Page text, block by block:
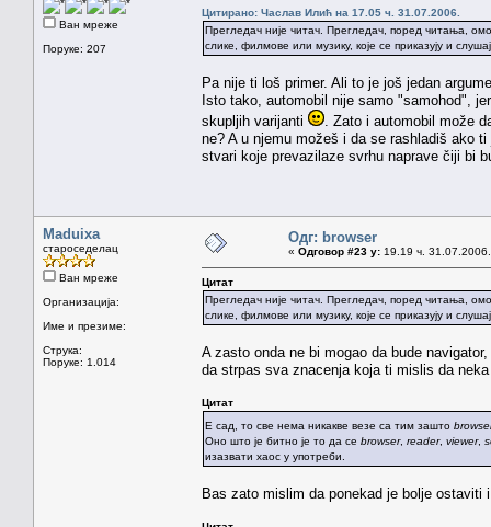
Ван мреже
Поруке: 207
Цитирано: Часлав Илић на 17.05 ч. 31.07.2006.
Прегледач није читач. Прегледач, поред читања,
слике, филмове или музику, које се приказују и
Pa nije ti loš primer. Ali to je još jedan
Isto tako, automobil nije samo "samohod",
skupljih varijanti
. Zato i automobil može
ne? A u njemu možeš i da se rashladiš ako
stvari koje prevazilaze svrhu naprave čiji bi
Maduixa
староседелац
Ван мреже
Организација:
Име и презиме:
Струка:
Поруке: 1.014
Одг: browser
« Одговор #23 у: 19.19 ч.
Цитат
Прегледач није читач. Прегледач, поред читања,
слике, филмове или музику, које се приказују и
A zasto onda ne bi mogao da bude
da strpas sva znacenja koja ti mislis da
Цитат
Е сад, то све нема никакве везе са тим зашто
Оно што је битно је то да се browser, reader, viewer,
изазвати хаос у употреби.
Bas zato mislim da ponekad je bolje